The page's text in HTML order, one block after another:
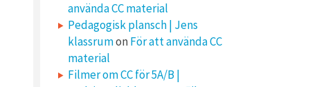
använda CC material
Pedagogisk plansch | Jens
klassrumon För att använda CC
material
Filmer om CC för 5A/B |